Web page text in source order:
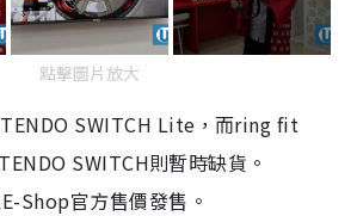
點擊圖片放大
SWITCH Lite ，而ring fit
SWITCH則暫時缺貨。
E-Shop官方售價發售。